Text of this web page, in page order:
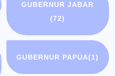
GUBERNUR JABAR
(72)
GUBERNUR PAPUA(1)